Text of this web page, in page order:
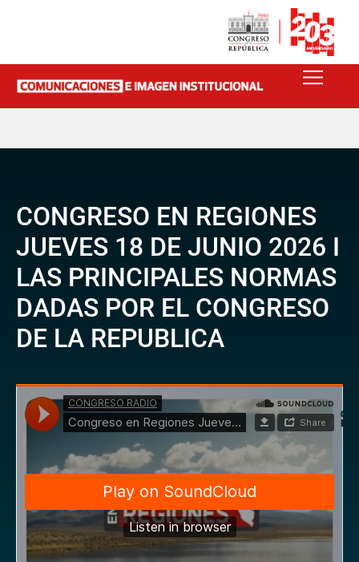
CONGRESO EN REGIONES
JUEVES 18 DE JUNIO 2026 I
LAS PRINCIPALES NORMAS
DADAS POR EL CONGRESO
DE LA REPUBLICA